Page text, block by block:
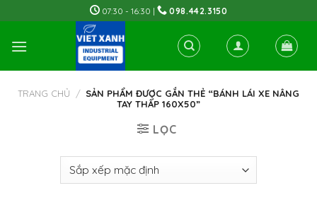
to
content
07:30 - 16:30 | 098.442.3150
TRANG CHỦ / SẢN PHẨM ĐƯỢC GẮN THẺ “BÁNH LÁI XE NÂNG
TAY THẤP 160X50”
LỌC